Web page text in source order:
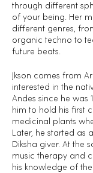
through different
of your being. Her
different genres,
organic techno to
future beats.
Jkson comes from
interested in the
Andes since he was
him to hold his first
medicinal plants
Later, he started as
Diksha giver. At the
music therapy and
his knowledge of